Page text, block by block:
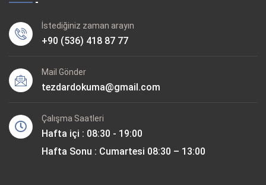
İstediğiniz zaman arayın
+90 (536) 418 87 77
Mail Gönder
tezdardokuma@gmail.com
Çalışma Saatleri
Hafta içi : 08:30 - 19:00
Hafta Sonu : Cumartesi 08:30 – 13:00